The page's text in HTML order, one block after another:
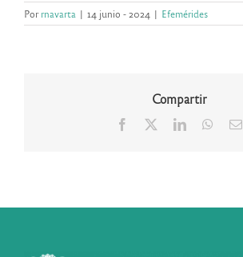
Porrnavarta | 14 junio - 2024 | Efemérides
Compartir
Facebook LinkedIn